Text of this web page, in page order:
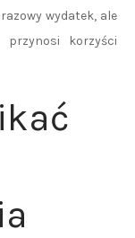
wydatek, ale
przynosi korzyści